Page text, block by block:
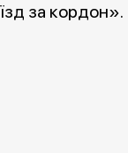
за кордон».